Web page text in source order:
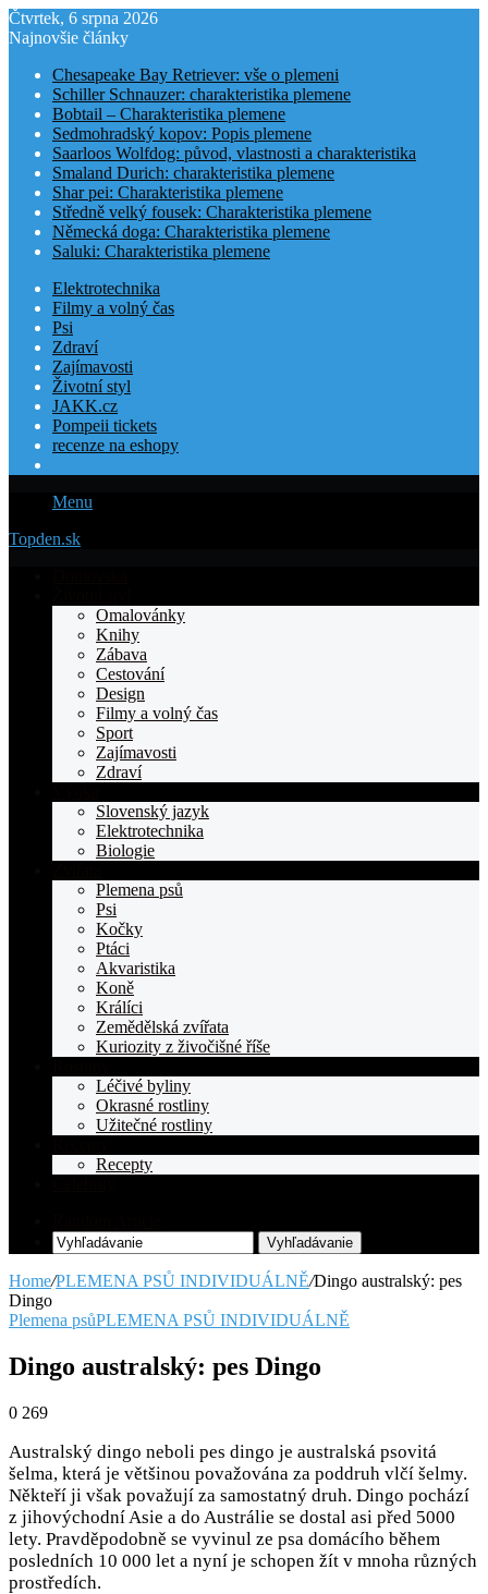
Čtvrtek, 6 srpna 2026
Najnovšie články
Chesapeake Bay Retriever: vše o plemeni
Schiller Schnauzer: charakteristika plemene
Bobtail – Charakteristika plemene
Sedmohradský kopov: Popis plemene
Saarloos Wolfdog: původ, vlastnosti a charakteristika
Smaland Durich: charakteristika plemene
Shar pei: Charakteristika plemene
Středně velký fousek: Charakteristika plemene
Německá doga: Charakteristika plemene
Saluki: Charakteristika plemene
Elektrotechnika
Filmy a volný čas
Psi
Zdraví
Zajímavosti
Životní styl
JAKK.cz
Pompeii tickets
recenze na eshopy
Menu
Topden.sk
Omalovánky
Knihy
Zábava
Cestování
Design
Filmy a volný čas
Sport
Zajímavosti
Zdraví
Slovenský jazyk
Elektrotechnika
Biologie
Plemena psů
Psi
Kočky
Ptáci
Akvaristika
Koně
Králíci
Zemědělská zvířata
Kuriozity z živočišné říše
Léčivé byliny
Okrasné rostliny
Užitečné rostliny
Recepty
Vyhľadávanie
Home/PLEMENA PSŮ INDIVIDUÁLNĚ/Dingo australský: pes
Dingo
Plemena psůPLEMENA PSŮ INDIVIDUÁLNĚ
Dingo australský: pes Dingo
0 269
Australský dingo neboli pes dingo je australská psovitá
šelma, která je většinou považována za poddruh vlčí šelmy.
Někteří ji však považují za samostatný druh. Dingo pochází
z jihovýchodní Asie a do Austrálie se dostal asi před 5000
lety. Pravděpodobně se vyvinul ze psa domácího během
posledních 10 000 let a nyní je schopen žít v mnoha různých
prostředích.